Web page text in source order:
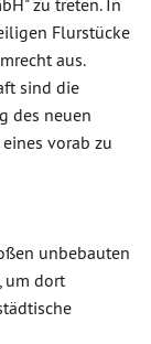
zu treten. In
Flurstücke
aus.
sind die
des neuen
vorab zu
unbebauten
um dort